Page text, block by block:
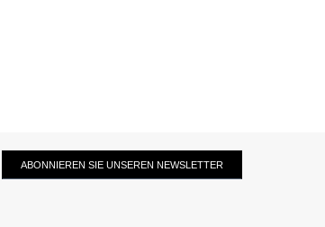
ABONNIEREN SIE UNSEREN NEWSLETTER